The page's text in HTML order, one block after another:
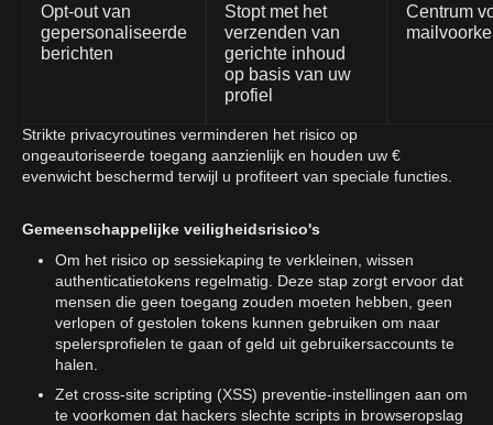
Opt-out van
gepersonaliseerde
berichten
Stopt met het
verzenden van
gerichte inhoud
op basis van uw
profiel
Centrum
Strikte privacyroutines verminderen het risico op
ongeautoriseerde toegang aanzienlijk en houden uw €
evenwicht beschermd terwijl u profiteert van speciale functies.
Gemeenschappelijke veiligheidsrisico's
Om het risico op sessiekaping te verkleinen, wissen
authenticatietokens regelmatig. Deze stap zorgt ervoor dat
mensen die geen toegang zouden moeten hebben, geen
verlopen of gestolen tokens kunnen gebruiken om naar
spelersprofielen te gaan of geld uit gebruikersaccounts te
halen.
Zet cross-site scripting (XSS) preventie-instellingen aan om
te voorkomen dat hackers slechte scripts in browseropslag